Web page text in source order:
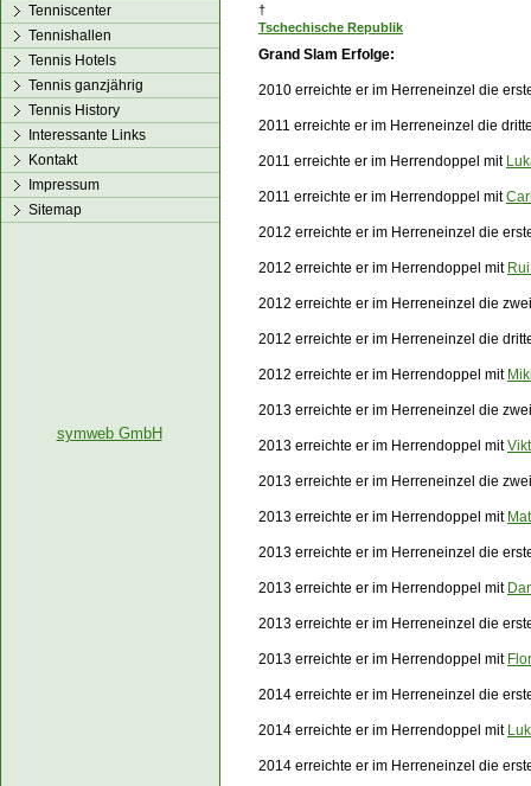
†
Tschechische Republik
Grand Slam Erfolge:
2010 erreichte er im Herreneinzel die
2011 erreichte er im Herreneinzel die
2011 erreichte er im Herrendoppel mit
2011 erreichte er im Herrendoppel mit
2012 erreichte er im Herreneinzel die
2012 erreichte er im Herrendoppel mit
2012 erreichte er im Herreneinzel die
2012 erreichte er im Herreneinzel die
2012 erreichte er im Herrendoppel mit
2013 erreichte er im Herreneinzel die
2013 erreichte er im Herrendoppel mit
2013 erreichte er im Herreneinzel die
2013 erreichte er im Herrendoppel mit
2013 erreichte er im Herreneinzel die
2013 erreichte er im Herrendoppel mit
2013 erreichte er im Herreneinzel die
2013 erreichte er im Herrendoppel mit
2014 erreichte er im Herreneinzel die
2014 erreichte er im Herrendoppel mit
2014 erreichte er im Herreneinzel die
Tenniscenter
Tennishallen
Tennis Hotels
Tennis ganzjährig
Tennis History
Interessante Links
Kontakt
Impressum
Sitemap
symweb GmbH